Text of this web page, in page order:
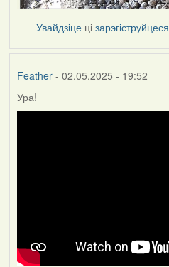
Увайдзіце цізарэгіструйцеся
Feather- 02.05.2025 - 19:52
Ура!